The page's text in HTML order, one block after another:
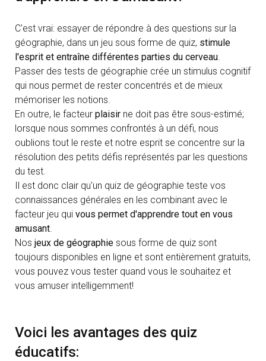
C'est vrai: essayer de répondre à des questions sur la
géographie, dans un jeu sous forme de quiz, stimule
l'esprit et entraîne différentes parties du cerveau.
Passer des tests de géographie crée un stimulus cognitif
qui nous permet de rester concentrés et de mieux
mémoriser les notions.
En outre, le facteur plaisir ne doit pas être sous-estimé;
lorsque nous sommes confrontés à un défi, nous
oublions tout le reste et notre esprit se concentre sur la
résolution des petits défis représentés par les questions
du test.
Il est donc clair qu'un quiz de géographie teste vos
connaissances générales en les combinant avec le
facteur jeu qui vous permet d'apprendre tout en vous
amusant.
Nos jeux de géographie sous forme de quiz sont
toujours disponibles en ligne et sont entièrement gratuits,
vous pouvez vous tester quand vous le souhaitez et
vous amuser intelligemment!
Voici les avantages des quiz
éducatifs: